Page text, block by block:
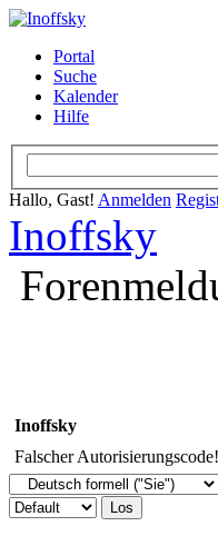
Portal
Suche
Kalender
Hilfe
Hallo, Gast! Anmelden
Inoffsky
Inoffsky
Falscher